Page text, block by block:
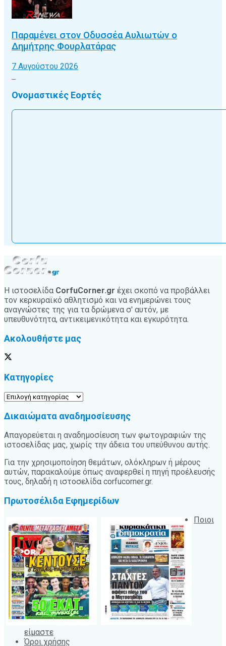
Παραμένει στον Οδυσσέα Αυλιωτών ο
Δημήτρης Φουρλατάρας
7 Αυγούστου 2026
Ονομαστικές Εορτές
Η ιστοσελίδα CorfuCorner.gr έχει σκοπό να προβάλλει
τον κερκυραϊκό αθλητισμό και να ενημερώνει τους
αναγνώστες της για τα δρώμενα σ' αυτόν, με
υπευθυνότητα, αντικειμενικότητα και εγκυρότητα.
Ακολουθήστε μας
Κατηγορίες
Κατηγορίες
Δικαιώματα αναδημοσίευσης
Απαγορεύεται η αναδημοσίευση των φωτογραφιών της
ιστοσελίδας μας, χωρίς την άδεια του υπεύθυνου αυτής.
Για την χρησιμοποίηση θεμάτων, ολόκληρων ή μέρους
αυτών, παρακαλούμε όπως αναφερθεί η πηγή προέλευσής
τους, δηλαδή η ιστοσελίδα corfucorner.gr.
Πρωτοσέλιδα Εφημερίδων
Ποιοι
είμαστε
Όροι χρήσης